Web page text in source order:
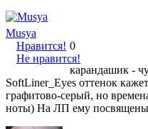
Musya
Нравится!
Не нравится!
0
карандашик -
SoftLiner_Eyes оттенок
графитово-серый, но
ноты) На ЛП ему